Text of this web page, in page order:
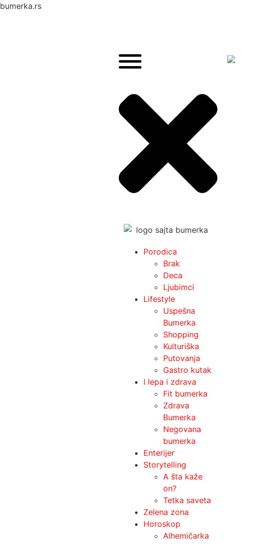
bumerka.rs
Porodica
Brak
Deca
Ljubimci
Lifestyle
Uspešna
Bumerka
Shopping
Kulturiška
Putovanja
Gastro kutak
I lepa i zdrava
Fit bumerka
Zdrava
Bumerka
Negovana
bumerka
Enterijer
Storytelling
A šta kaže
on?
Tetka saveta
Zelena zona
Horoskop
Alhemičarka